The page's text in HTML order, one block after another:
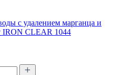
с удалением марганца и
IRON CLEAR 1044